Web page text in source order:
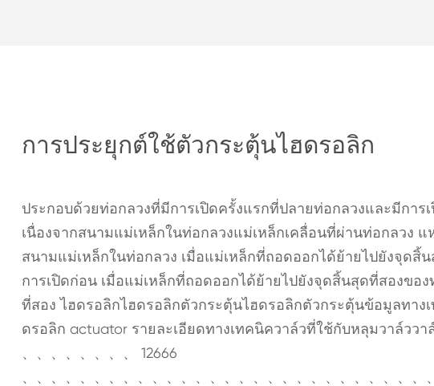
การประยุกต์ใช้ตัวกระตุ้นไฮดรอลิก
ประกอบด้วยท่อกลวงที่มีการเปิดครั้งแรกที่ปลายท่อกลวงและมีกา
เนื่องจากสนามแม่เหล็กในท่อกลวงแม่เหล็กเคลื่อนที่ผ่านท่อกลวง
สนามแม่เหล็กในท่อกลวง เมื่อแม่เหล็กที่ถอดออกได้ย้ายไปยังจุดสิ้
การเปิดก่อน เมื่อแม่เหล็กที่ถอดออกได้ย้ายไปยังจุดสิ้นสุดที่สองขอ
ที่สอง ไฮดรอลิกไฮดรอลิกตัวกระตุ้นไฮดรอลิกตัวกระตุ้นข้อมูลทา
ดรอลิก actuator รายละเอียดทางเทคนิควาล์วที่ใช้กับหลุมวาล์ววาล์
、、、、、、、、 12666
、、、、、、、、、、、、、、、、、、、、、、、、、、、